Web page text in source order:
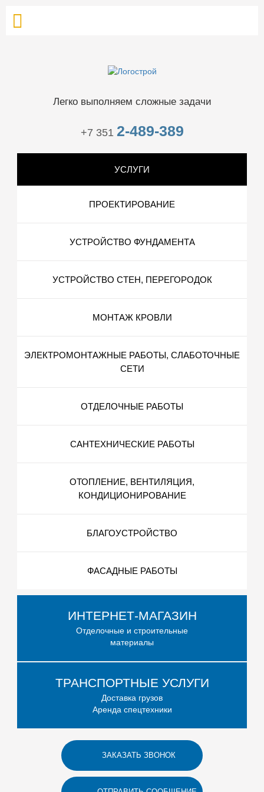
Легко выполняем сложные задачи
+7 351 2-489-389
УСЛУГИ
ПРОЕКТИРОВАНИЕ
УСТРОЙСТВО ФУНДАМЕНТА
УСТРОЙСТВО СТЕН, ПЕРЕГОРОДОК
МОНТАЖ КРОВЛИ
ЭЛЕКТРОМОНТАЖНЫЕ РАБОТЫ, СЛАБОТОЧНЫЕ
СЕТИ
ОТДЕЛОЧНЫЕ РАБОТЫ
САНТЕХНИЧЕСКИЕ РАБОТЫ
ОТОПЛЕНИЕ, ВЕНТИЛЯЦИЯ,
КОНДИЦИОНИРОВАНИЕ
БЛАГОУСТРОЙСТВО
ФАСАДНЫЕ РАБОТЫ
ИНТЕРНЕТ-МАГАЗИН
Отделочные и строительные
материалы
ТРАНСПОРТНЫЕ УСЛУГИ
Доставка грузов
Аренда спецтехники
ЗАКАЗАТЬ ЗВОНОК